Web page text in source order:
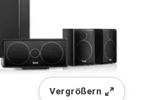
Vergrößern